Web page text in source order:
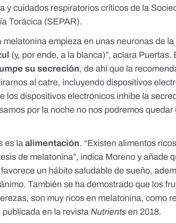
y cuidados respiratorios críticos de la
Torácica (SEPAR).
melatonina empieza en unas neuronas de
(y, por ende, a la blanca)”, aclara Puertas.
su secreción, de ahí que la
al catre, incluyendo dispositivos
los dispositivos electrónicos inhibe la
por la noche no nos podremos quedar
es laalimentación. “Existen alimentos
de melatonina”, indica Moreno y añade
un hábito saludable de sueño,
También se ha demostrado que los
, son muy ricos en melatonina, como
publicada en la revistaNutrients en 2018.